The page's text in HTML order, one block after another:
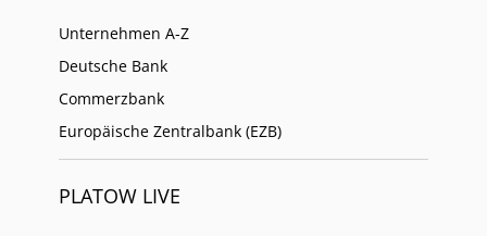
Unternehmen A-Z
Deutsche Bank
Commerzbank
Europäische Zentralbank (EZB)
PLATOW LIVE